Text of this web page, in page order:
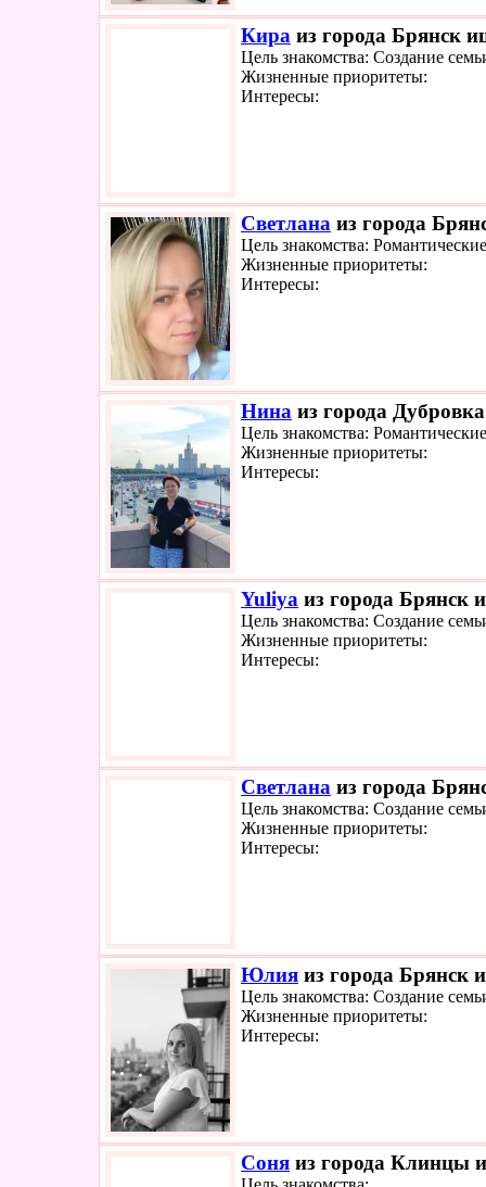
Кира из города Брянск
Цель знакомства: Создание
Жизненные приоритеты:
Интересы:
Светлана из города
Цель знакомства:
Жизненные приоритеты:
Интересы:
Нина из города
Цель знакомства:
Жизненные приоритеты:
Интересы:
Yuliya из города Брянск
Цель знакомства: Создание
Жизненные приоритеты:
Интересы:
Светлана из города
Цель знакомства: Создание
Жизненные приоритеты:
Интересы:
Юлия из города Брянск
Цель знакомства: Создание
Жизненные приоритеты:
Интересы:
Соня из города Клинцы